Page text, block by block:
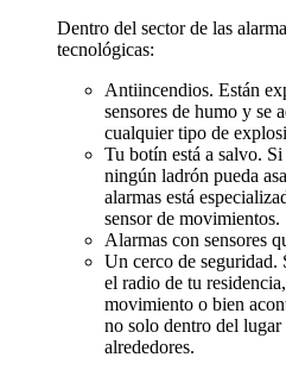
Dentro del sector de las
tecnológicas:
Antiincendios. Están
sensores de humo y se
cualquier tipo de
Tu botín está a salvo.
ningún ladrón pueda
alarmas está
sensor de movimientos.
Alarmas con sensores
Un cerco de seguridad.
el radio de tu
movimiento o bien
no solo dentro del
alrededores.